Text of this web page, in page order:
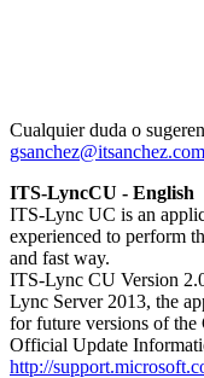
Cualquier duda o
ITS-LyncCU - English
ITS-Lync UC is an
experienced to perform
and fast way.
ITS-Lync CU Version
Lync Server 2013, the
for future versions of the
Official Update
http://